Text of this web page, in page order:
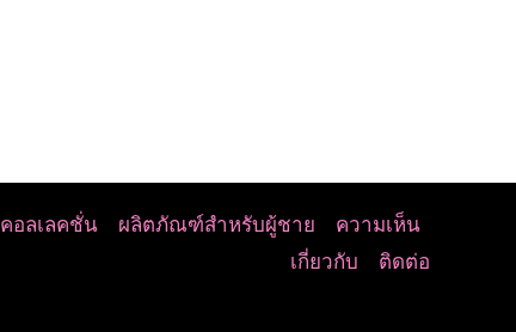
คอลเลคชั่น ผลิตภัณฑ์สำหรับผู้ชาย
ความเห็น
เกี่ยวกับ
ติดต่อ